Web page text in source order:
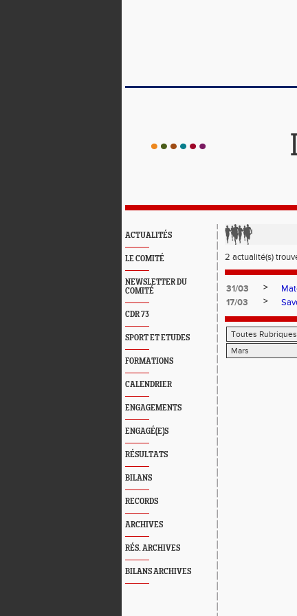
ACTUALITÉS
LE COMITÉ
NEWSLETTER DU
COMITÉ
CDR 73
SPORT ET ETUDES
FORMATIONS
CALENDRIER
ENGAGEMENTS
ENGAGÉ(E)S
RÉSULTATS
BILANS
RECORDS
ARCHIVES
RÉS. ARCHIVES
BILANS ARCHIVES
2 actualité(s)
31/03 >
17/03
>